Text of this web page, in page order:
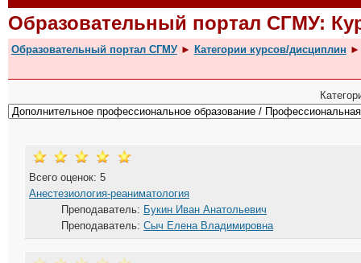
Образовательный портал СГМУ:
Образовательный портал СГМУ ► Категории курсов/дисциплин ►
Всего оценок: 5
Анестезиология-реаниматология
Преподаватель: Букин Иван Анатольевич
Преподаватель: Сыч Елена Владимировна